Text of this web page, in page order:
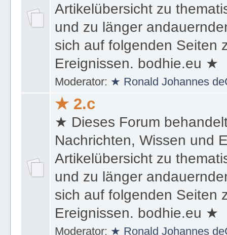
Artikelübersicht zu
und zu länger
sich auf folgenden Seiten
Ereignissen. bodhie.eu ★
Moderator: ★ Ronald Johannes
★ 2.c
★ Dieses Forum
Nachrichten, Wissen und
Artikelübersicht zu
und zu länger
sich auf folgenden Seiten
Ereignissen. bodhie.eu ★
Moderator: ★ Ronald Johannes